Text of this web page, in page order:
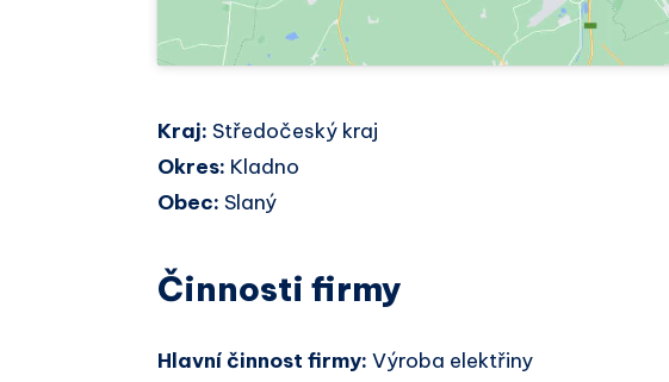
Kraj: Středočeský kraj
Okres: Kladno
Obec: Slaný
Činnosti firmy
Hlavní činnost firmy: Výroba elektřiny